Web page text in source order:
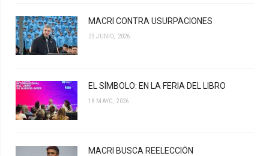
MACRI CONTRA USURPACIONES
23 JUNIO, 2026
EL SÍMBOLO: EN LA FERIA DEL LIBRO
18 MAYO, 2026
MACRI BUSCA REELECCIÓN